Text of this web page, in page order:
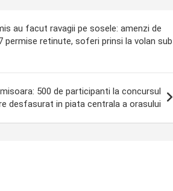
au facut ravagii pe sosele: amenzi de
permise retinute, soferi prinsi la volan sub
500 de participanti la concursul
desfasurat in piata centrala a orasului